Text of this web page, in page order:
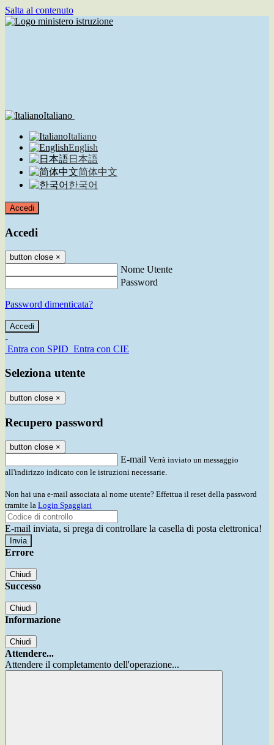
Salta al contenuto
Italiano
Italiano
English
日本語
简体中文
한국어
Accedi
Accedi
button close ×
Nome Utente
Password
Password dimenticata?
-
Entra con SPID Entra con CIE
Seleziona utente
button close ×
Recupero password
button close ×
E-mail Verrà inviato un messaggio
all'indirizzo indicato con le istruzioni necessarie.
Non hai una e-mail associata al nome utente? Effettua il reset della password
tramite la Login Spaggiari
E-mail inviata, si prega di controllare la casella di posta elettronica!
Errore
Chiudi
Successo
Chiudi
Informazione
Chiudi
Attendere...
Attendere il completamento dell'operazione...